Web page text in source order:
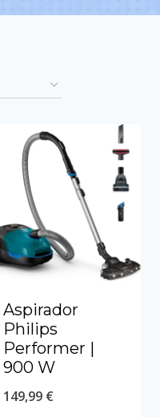
Aspirador
Philips
Performer |
900 W
149,99 €